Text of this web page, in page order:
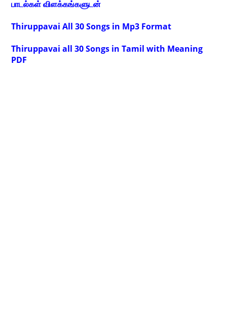
பாடல்கள் விளக்கங்களுடன்
Thiruppavai All 30 Songs in Mp3 Format
Thiruppavai all 30 Songs in Tamil with Meaning
PDF